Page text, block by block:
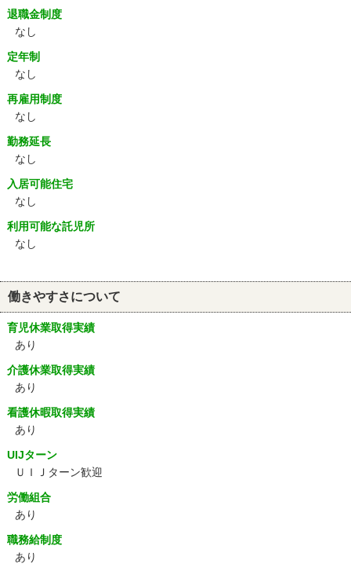
退職金制度
なし
定年制
なし
再雇用制度
なし
勤務延長
なし
入居可能住宅
なし
利用可能な託児所
なし
働きやすさについて
育児休業取得実績
あり
介護休業取得実績
あり
看護休暇取得実績
あり
UIJターン
ＵＩＪターン歓迎
労働組合
あり
職務給制度
あり